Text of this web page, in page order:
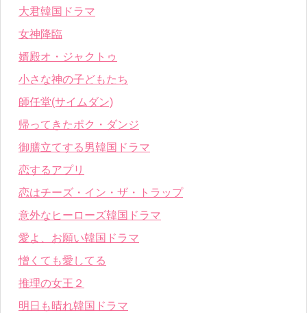
大君韓国ドラマ
女神降臨
婿殿オ・ジャクトゥ
小さな神の子どもたち
師任堂(サイムダン)
帰ってきたポク・ダンジ
御膳立てする男韓国ドラマ
恋するアプリ
恋はチーズ・イン・ザ・トラップ
意外なヒーローズ韓国ドラマ
愛よ、お願い韓国ドラマ
憎くても愛してる
推理の女王２
明日も晴れ韓国ドラマ